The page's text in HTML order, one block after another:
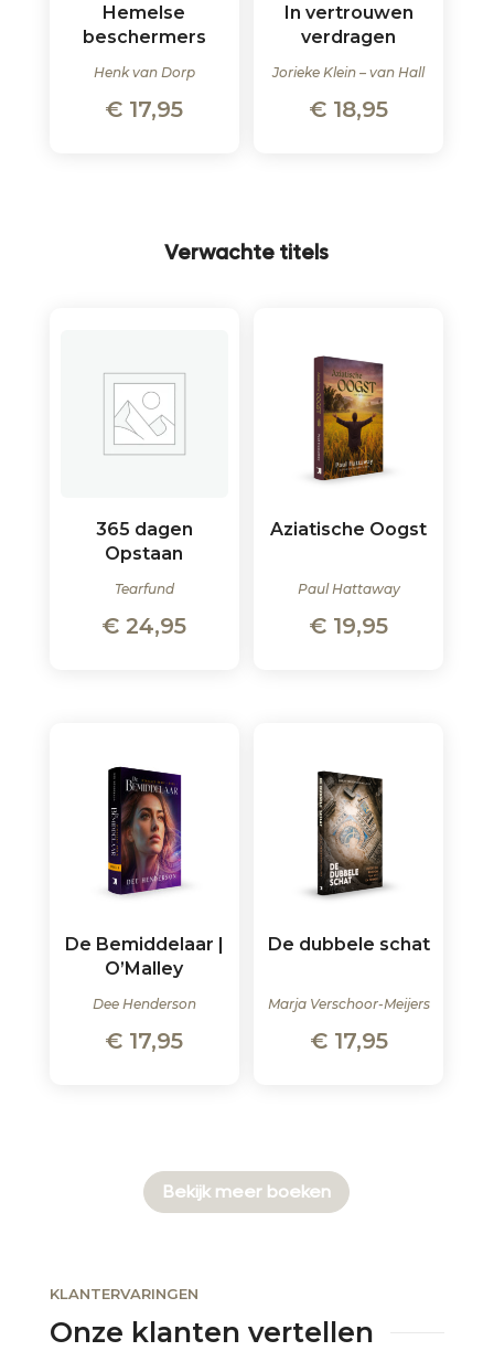
Hemelse
beschermers
Henk van Dorp
€ 17,95
In vertrouwen
verdragen
Jorieke Klein – van Hall
€ 18,95
Verwachte titels
365 dagen
Opstaan
Tearfund
€ 24,95
Aziatische Oogst
Paul Hattaway
€ 19,95
De Bemiddelaar |
O’Malley
Dee Henderson
€ 17,95
De dubbele schat
Marja Verschoor-Meijers
€17,95
Bekijk meer boeken
KLANTERVARINGEN
Onze klanten vertellen